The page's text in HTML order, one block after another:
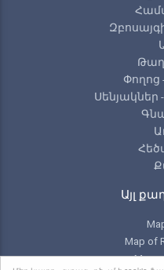
Փողոց
Այլ
Map of
Map